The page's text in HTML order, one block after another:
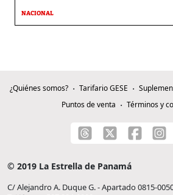
NACIONAL
¿Quiénes somos? Tarifario GESE
Puntos de venta
Términos y
© 2019 La Estrella de Panamá
C/ Alejandro A. Duque G. - Apartado 0815-